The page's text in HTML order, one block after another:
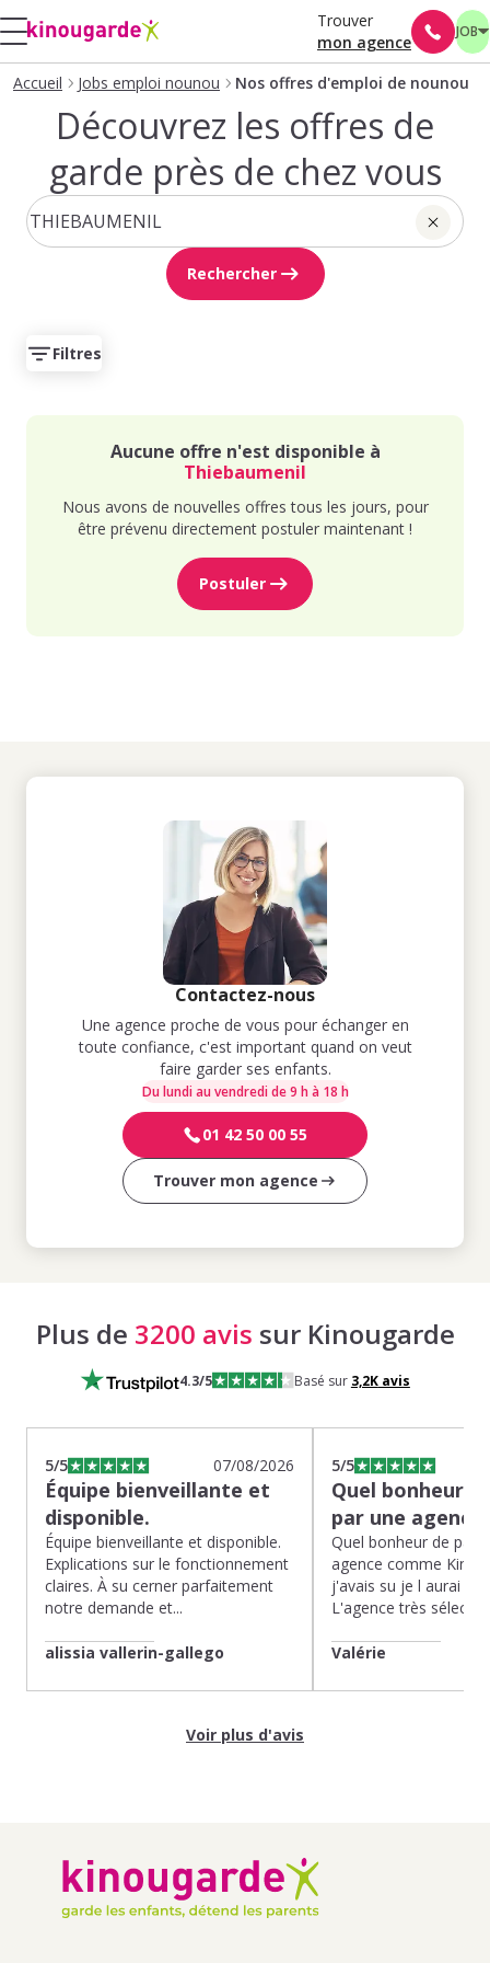
Trouver
mon agence
JOB
Accueil Jobs emploi nounou Nos offres d'emploi de nounou
Découvrez les offres de
garde près de chez vous
Rechercher
Filtres
Aucune offre n'est disponible à
Thiebaumenil
Nous avons de nouvelles offres tous les jours, pour
être prévenu directement postuler maintenant !
Postuler
Contactez-nous
Une agence proche de vous pour échanger en
toute confiance, c'est important quand on veut
faire garder ses enfants.
Du lundi au vendredi de 9 h à 18 h
01 42 50 00 55
Trouver mon agence
Plus de 3200 avis sur Kinougarde
4.3/5 Basé sur 3,2Kavis
5/5 07/08/2026
Équipe bienveillante et
disponible.
Équipe bienveillante et disponible.
Explications sur le fonctionnement
claires. À su cerner parfaitement
notre demande et...
alissia vallerin-gallego
5/5
Quel bonheur
par une
Quel bonheur de
agence comme
j'avais su je l aurai
L'agence très
Valérie
Voir plus d'avis